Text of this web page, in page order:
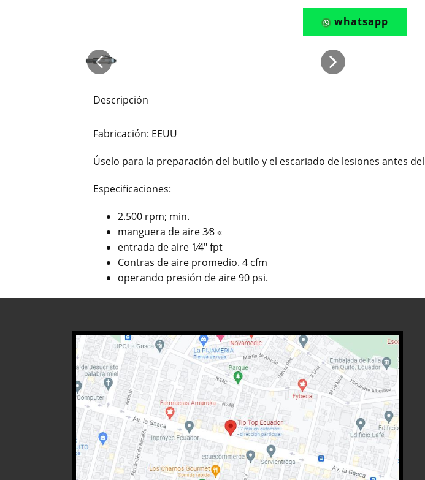
whatsapp
Descripción
Fabricación: EEUU
Úselo para la preparación del butilo y el escariado de lesiones antes
Especificaciones:
2.500 rpm; min.
manguera de aire 3⁄8 «
entrada de aire 1⁄4″ fpt
Contras de aire promedio. 4 cfm
operando presión de aire 90 psi.